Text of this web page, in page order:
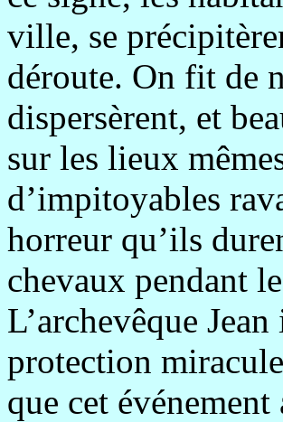
ville, se
déroute. On fit de
dispersèrent, et
sur les lieux
d’impitoyables
horreur qu’ils
chevaux pendant
L’archevêque
protection
que cet